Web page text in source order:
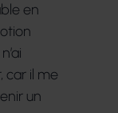
en
car il me
un